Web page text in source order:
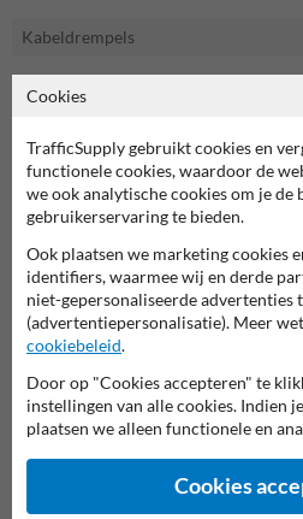
Kabeldrempels
Voorkom beschadigde kabels en
kabeldrempels zijn gemaakt van
kunststof dat zowel binnen als
Geen gedoe met gereedschap of
zijn eenvoudig te plaatsen en
Door de antislip bovenlaag en de
kabels veilig op hun plek, zelfs in
bij aan een duurzamere
Toepassingen kabel drempels
Onze kabeldrempels zijn geschikt voor
omgevingen, waaronder:
Cookies
TrafficSupply gebruikt cookies en
functionele cookies, waardoor de
we ook analytische cookies om je de
gebruikerservaring te bieden.
Ook plaatsen we marketing cookies
identifiers, waarmee wij en derde
niet-gepersonaliseerde advertenties
(advertentiepersonalisatie). Meer
cookiebeleid.
Door op "Cookies accepteren" te
instellingen van alle cookies. Indien
plaatsen we alleen functionele en
Cookies